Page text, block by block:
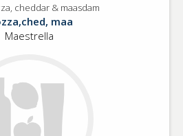
cheddar & maasdam
maa
Maestrella